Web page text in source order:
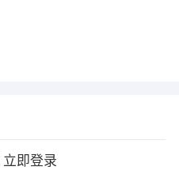
立即登录